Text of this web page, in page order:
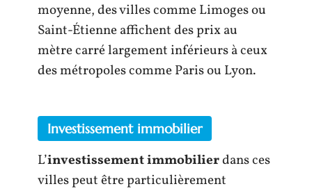
moyenne, des villes comme Limoges ou
Saint-Étienne affichent des prix au
mètre carré largement inférieurs à ceux
des métropoles comme Paris ou Lyon.
Investissement immobilier
L’investissement immobilierdans ces
villes peut être particulièrement